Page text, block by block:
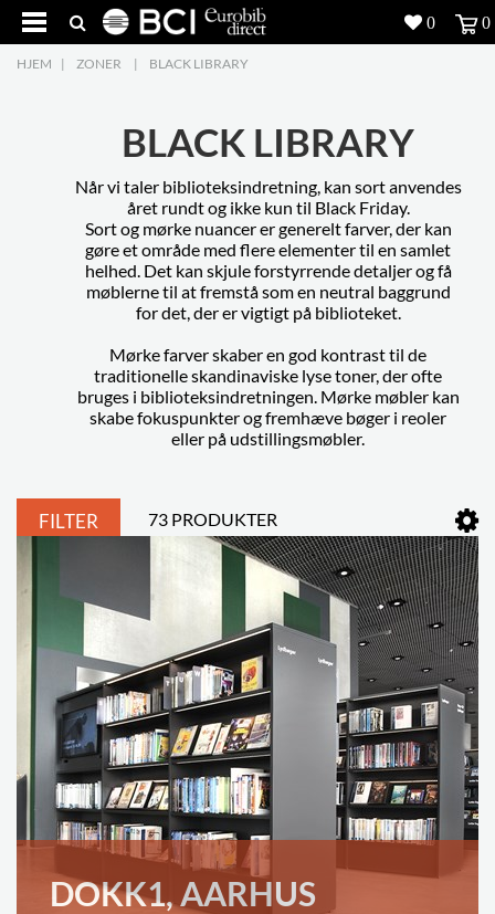
Produkter
Inspiration
Download
8
HJEM | ZONER | BLACK LIBRARY
BLACK LIBRARY
Når vi taler biblioteksindretning, kan sort anvendes
året rundt og ikke kun til Black Friday.
Sort og mørke nuancer er generelt farver, der kan
gøre et område med flere elementer til en samlet
helhed. Det kan skjule forstyrrende detaljer og få
møblerne til at fremstå som en neutral baggrund
for det, der er vigtigt på biblioteket.
Mørke farver skaber en god kontrast til de
traditionelle skandinaviske lyse toner, der ofte
bruges i biblioteksindretningen. Mørke møbler kan
skabe fokuspunkter og fremhæve bøger i reoler
eller på udstillingsmøbler.
FILTER 73 PRODUKTER
DOKK1, AARHUS
0 0